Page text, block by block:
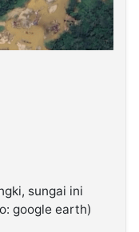
sungai ini
google earth)